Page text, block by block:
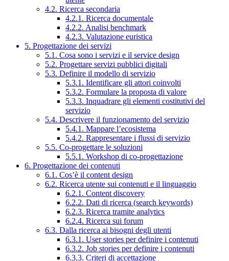
4.2. Ricerca secondaria
4.2.1. Ricerca documentale
4.2.2. Analisi benchmark
4.2.3. Valutazione euristica
5. Progettazione dei servizi
5.1. Cosa sono i servizi e il service design
5.2. Progettare servizi pubblici digitali
5.3. Definire il modello di servizio
5.3.1. Identificare gli attori coinvolti
5.3.2. Formulare la proposta di valore
5.3.3. Inquadrare gli elementi costitutivi del
servizio
5.4. Descrivere il funzionamento del servizio
5.4.1. Mappare l’ecosistema
5.4.2. Rappresentare i flussi di servizio
5.5. Co-progettare le soluzioni
5.5.1. Workshop di co-progettazione
6. Progettazione dei contenuti
6.1. Cos’è il content design
6.2. Ricerca utente sui contenuti e il linguaggio
6.2.1. Content discovery
6.2.2. Dati di ricerca (search keywords)
6.2.3. Ricerca tramite analytics
6.2.4. Ricerca sui forum
6.3. Dalla ricerca ai bisogni degli utenti
6.3.1. User stories per definire i contenuti
6.3.2. Job stories per definire i contenuti
6.3.3. Criteri di accettazione